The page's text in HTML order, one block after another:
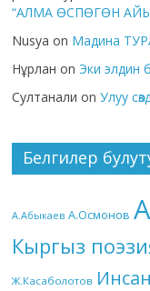
“АЛМА ӨСПӨГӨН
Nusya on Мадина
Нұрлан on Эки элдин
Султанали onУлуу
Белгилер
А.Абыкаев А.Осмонов
Кыргыз
Ж.Касаболотов Инсан